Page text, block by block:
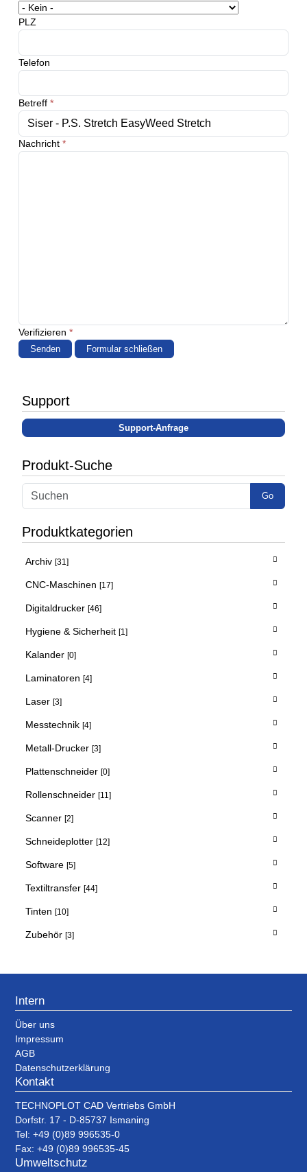
PLZ
Telefon
Betreff *
Nachricht *
Verifizieren *
Senden Formular schließen
Support
Support-Anfrage
Produkt-Suche
Go
Produktkategorien
Archiv [31]
CNC-Maschinen [17]
Digitaldrucker [46]
Hygiene & Sicherheit [1]
Kalander [0]
Laminatoren [4]
Laser [3]
Messtechnik [4]
Metall-Drucker [3]
Plattenschneider [0]
Rollenschneider [11]
Scanner [2]
Schneideplotter [12]
Software [5]
Textiltransfer [44]
Tinten [10]
Zubehör [3]
Intern
Über uns
Impressum
AGB
Datenschutzerklärung
Kontakt
TECHNOPLOT CAD Vertriebs GmbH
Dorfstr. 17 - D-85737 Ismaning
Tel: +49 (0)89 996535-0
Fax: +49 (0)89 996535-45
Umweltschutz